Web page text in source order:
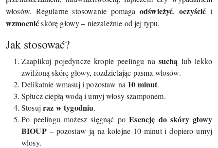
włosów. Regularne stosowanie pomaga odświeżyć,oczyścić i
wzmocnićskórę głowy – niezależnie od jej typu.
Jak stosować?
Zaaplikuj pojedyncze krople peelingu na suchą lub lekko
zwilżoną skórę głowy, rozdzielając pasma włosów.
Delikatnie wmasuj i pozostaw na 10 minut.
Spłucz ciepłą wodą i umyj włosy szamponem.
Stosujraz w tygodniu.
Po peelingu możesz sięgnąć poEsencję do skóry głowy
BIOUP– pozostaw ją na kolejne 10 minut i dopiero umyj
włosy.